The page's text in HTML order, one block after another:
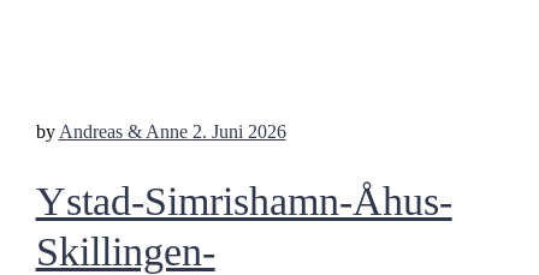
by Andreas & Anne 2. Juni 2026
Ystad-Simrishamn-Åhus-
Skillingen-